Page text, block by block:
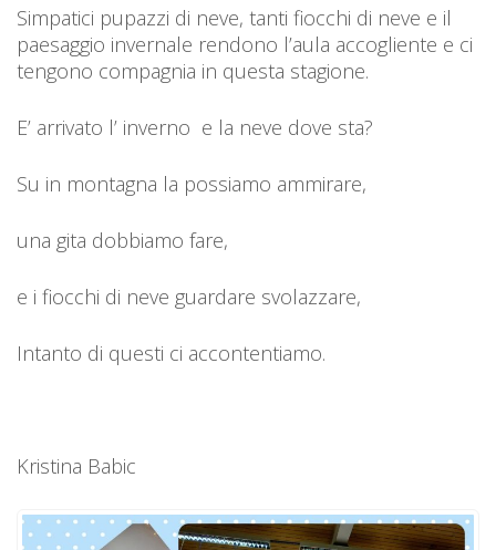
Simpatici pupazzi di neve, tanti fiocchi di neve e il
paesaggio invernale rendono l’aula accogliente e ci
tengono compagnia in questa stagione.
E’ arrivato l’ inverno e la neve dove sta?
Su in montagna la possiamo ammirare,
una gita dobbiamo fare,
e i fiocchi di neve guardare svolazzare,
Intanto di questi ci accontentiamo.
Kristina Babic